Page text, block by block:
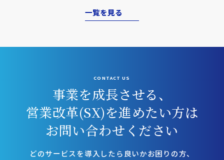
一覧を見る
CONTACT US
事業を成長させる、
営業改革(SX)を進めたい方は
お問い合わせください
どのサービスを導入したら良いかお困りの方、